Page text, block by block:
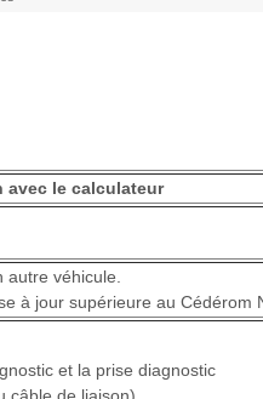
avec le calculateur
véhicule.
à jour supérieure au Cédérom
et la prise diagnostic